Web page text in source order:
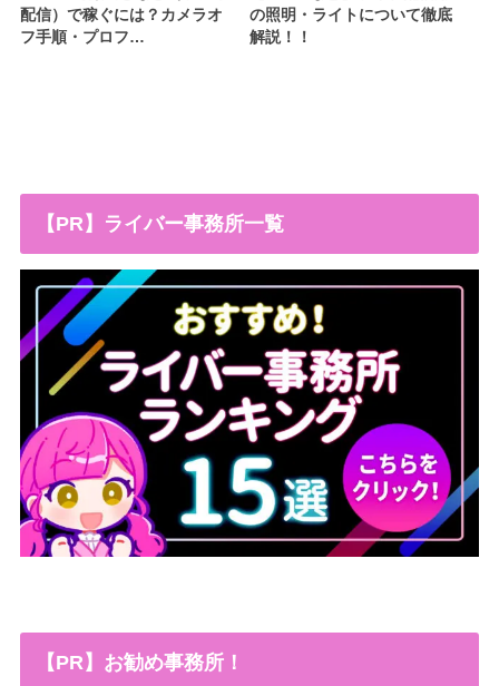
配信）で稼ぐには？カメラオ
フ手順・プロフ…
の照明・ライトについて徹底
解説！！
【PR】ライバー事務所一覧
【PR】お勧め事務所！